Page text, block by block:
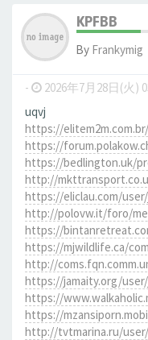
KPFBB
By Frankymig
- 2026年7月28日(火)
uqvj
https://
https://
https://bedlington.uk/
http://
https://eliclau.com/
http://polovw.it/foro/
https://
https://mjwildlife.ca/
http://
https://jamaity.org/
https://
https://
http://tvtmarina.ru/